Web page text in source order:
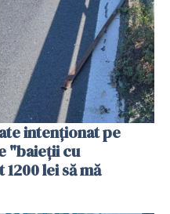
intenționat pe
"baieții cu
lei să mă